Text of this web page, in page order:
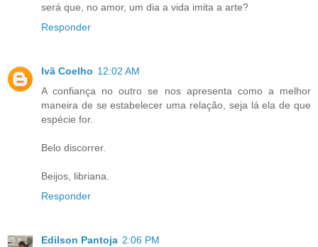
será que, no amor, um dia a vida imita a arte?
Responder
Ivã Coelho 12:02 AM
A confiança no outro se nos apresenta como a melhor
maneira de se estabelecer uma relação, seja lá ela de que
espécie for.
Belo discorrer.
Beijos, libriana.
Responder
Edilson Pantoja 2:06 PM